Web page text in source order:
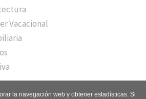
Vacacional
la navegación web y obtener estadísticas. Si